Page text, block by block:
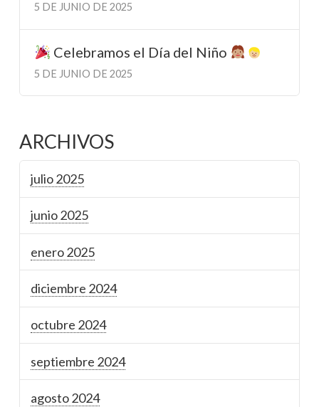
5 DE JUNIO DE 2025
Celebramos el Día del Niño
5 DE JUNIO DE 2025
ARCHIVOS
julio 2025
junio 2025
enero 2025
diciembre 2024
octubre 2024
septiembre 2024
agosto 2024